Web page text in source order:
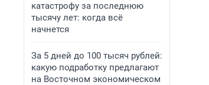
катастрофу за последнюю
тысячу лет: когда всё
начнется
За 5 дней до 100 тысяч рублей:
какую подработку предлагают
на Восточном экономическом